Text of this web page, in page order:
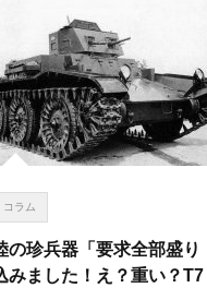
コラム
の珍兵器「要求全部盛り
みました！え？重い？T7